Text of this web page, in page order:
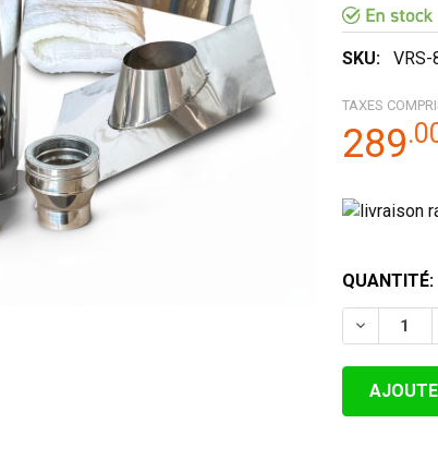
SKU: VRS-
TAXES
289.
STOCK
ACTUEL:
QUANTITÉ: